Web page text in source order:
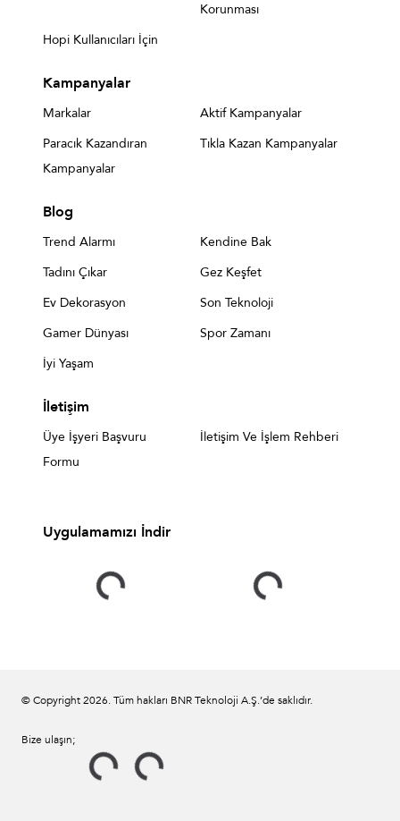
Korunması
Hopi Kullanıcıları İçin
Kampanyalar
Markalar
Aktif Kampanyalar
Paracık Kazandıran
Kampanyalar
Tıkla Kazan Kampanyalar
Blog
Trend Alarmı
Kendine Bak
Tadını Çıkar
Gez Keşfet
Ev Dekorasyon
Son Teknoloji
Gamer Dünyası
Spor Zamanı
İyi Yaşam
İletişim
Üye İşyeri Başvuru
Formu
İletişim Ve İşlem Rehberi
Uygulamamızı İndir
© Copyright2026. Tüm hakları BNR Teknoloji A.Ş.’de saklıdır.
Bize ulaşın;